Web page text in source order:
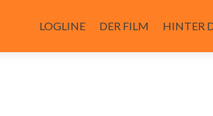
Inhalt
LOGLINE DER FILM HINTER